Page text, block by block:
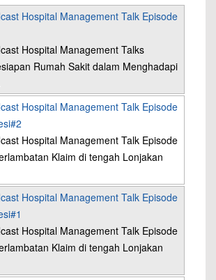
Hospital Management Talk Episode
Hospital Management Talks
Rumah Sakit dalam Menghadapi
Hospital Management Talk Episode
Hospital Management Talk Episode
Klaim di tengah Lonjakan
Hospital Management Talk Episode
Hospital Management Talk Episode
Klaim di tengah Lonjakan